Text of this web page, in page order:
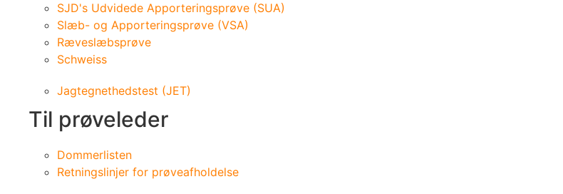
SJD's Udvidede Apporteringsprøve (SUA)
Slæb- og Apporteringsprøve (VSA)
Ræveslæbsprøve
Schweiss
Jagtegnethedstest (JET)
Til prøveleder
Dommerlisten
Retningslinjer for prøveafholdelse